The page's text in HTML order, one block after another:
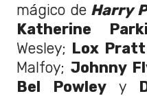
mágico deHarry
Katherine
Wesley; Lox Pratt
Malfoy; Johnny
Bel Powley y